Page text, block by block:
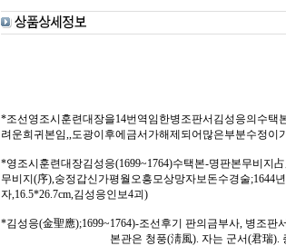
*조선영조시훈련대장을14번역임한병조판서김성응의수
려운희귀본임,,도광이후에금서가해제되어많은부분수정이
*영조시훈련대장김성응(1699~1764)수택본-명판본무비지
무비지(序),숭정갑신가평월오흥모상망자보돈수경술;1644
자,16.5*26.7cm,김성응인보4괴)
*김성응(金聖應);1699~1764)-조선후기 판의금부사, 병조판
본관은 청풍(淸風). 자는 군서(君瑞). 증조부는